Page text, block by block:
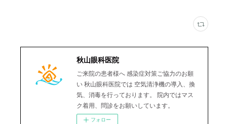
秋山眼科医院
ご来院の患者様へ 感染症対策ご協力のお願
い 秋山眼科医院では 空気清浄機の導入、換
気、消毒を行っております。 院内ではマス
ク着用、問診をお願いしています。
フォロー